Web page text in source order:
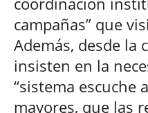
campañas” que
Además, desde la
insisten en la
“sistema escuche
mayores, que las